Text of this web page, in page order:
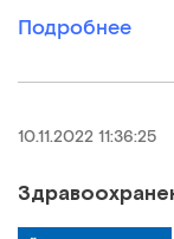
Подробнее
10.11.2022 11:36:25